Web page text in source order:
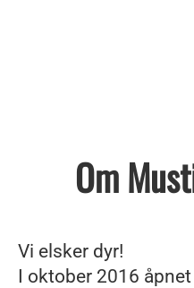
Om
Vi elsker dyr!
I oktober 2016